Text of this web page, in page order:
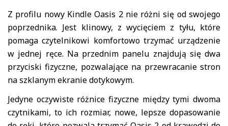
Z profilu nowy Kindle Oasis 2 nie różni się od swojego
poprzednika. Jest klinowy, z wycięciem z tyłu, które
pomaga czytelnikowi komfortowo trzymać urządzenie
w jednej ręce. Na przednim panelu znajdują się dwa
przyciski fizyczne, pozwalające na przewracanie stron
na szklanym ekranie dotykowym.
Jedyne oczywiste różnice fizyczne między tymi dwoma
czytnikami, to ich rozmiar, nowe, lepsze dopasowanie